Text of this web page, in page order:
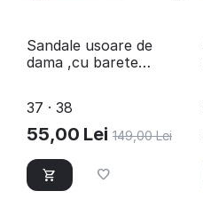
Sandale usoare de
dama ,cu barete
37 · 38
55,00 Lei 149,00 Lei